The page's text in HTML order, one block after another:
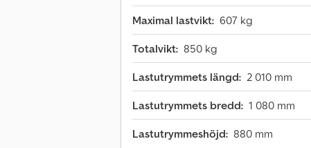
Maximal lastvikt: 607 kg
Totalvikt: 850 kg
Lastutrymmets längd: 2 010 mm
Lastutrymmets bredd: 1 080 mm
Lastutrymmeshöjd: 880 mm